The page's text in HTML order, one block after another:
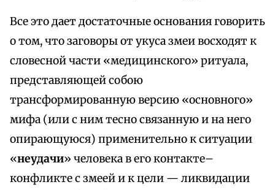
Все это дает достаточные основания говорить
о том, что заговоры от укуса змеи восходят к
словесной части «медицинского» ритуала,
представляющей собою
трансформированную версию «основного»
мифа (или с ним тесно связанную и на него
опирающуюся) применительно к ситуации
«неудачи» человека в его контакте–
конфликте с змеей и к цели — ликвидации